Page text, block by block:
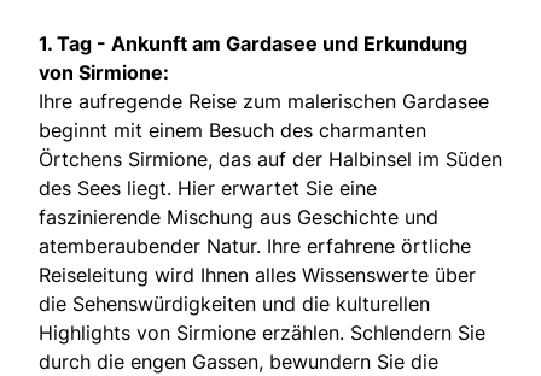
1. Tag - Ankunft am Gardasee und Erkundung
von Sirmione:
Ihre aufregende Reise zum malerischen Gardasee
beginnt mit einem Besuch des charmanten
Örtchens Sirmione, das auf der Halbinsel im Süden
des Sees liegt. Hier erwartet Sie eine
faszinierende Mischung aus Geschichte und
atemberaubender Natur. Ihre erfahrene örtliche
Reiseleitung wird Ihnen alles Wissenswerte über
die Sehenswürdigkeiten und die kulturellen
Highlights von Sirmione erzählen. Schlendern Sie
durch die engen Gassen, bewundern Sie die